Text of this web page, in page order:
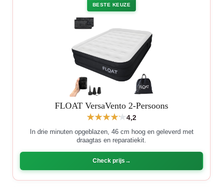
BESTE KEUZE
FLOAT VersaVento 2-Persoons
4,2
In drie minuten opgeblazen, 46 cm hoog en geleverd met
draagtas en reparatiekit.
Check prijs